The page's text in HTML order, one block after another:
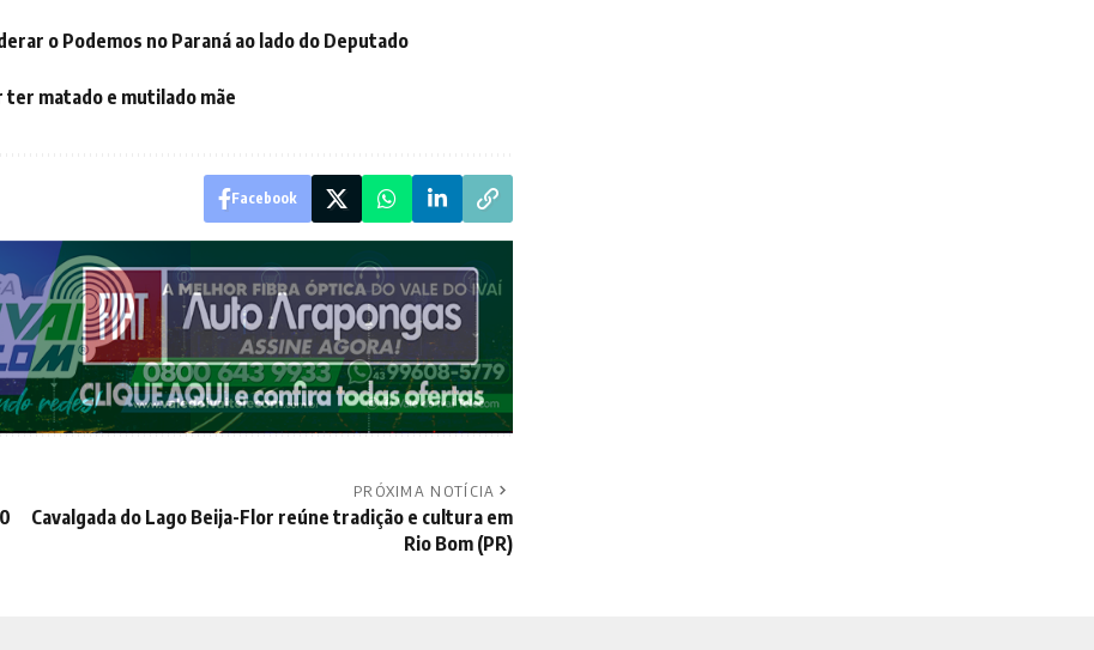
o Podemos no Paraná ao lado do Deputado
matado e mutilado mãe
Facebook
PRÓXIMA NOTÍCIA
Cavalgada do Lago Beija-Flor reúne tradição e cultura em
Rio Bom (PR)